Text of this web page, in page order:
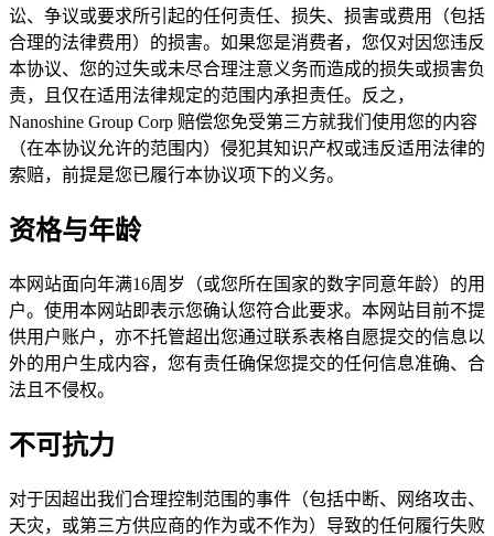
讼、争议或要求所引起的任何责任、损失、损害或费用（包括
合理的法律费用）的损害。如果您是消费者，您仅对因您违反
本协议、您的过失或未尽合理注意义务而造成的损失或损害负
责，且仅在适用法律规定的范围内承担责任。反之，
Nanoshine Group Corp 赔偿您免受第三方就我们使用您的内容
（在本协议允许的范围内）侵犯其知识产权或违反适用法律的
索赔，前提是您已履行本协议项下的义务。
资格与年龄
本网站面向年满16周岁（或您所在国家的数字同意年龄）的用
户。使用本网站即表示您确认您符合此要求。本网站目前不提
供用户账户，亦不托管超出您通过联系表格自愿提交的信息以
外的用户生成内容，您有责任确保您提交的任何信息准确、合
法且不侵权。
不可抗力
对于因超出我们合理控制范围的事件（包括中断、网络攻击、
天灾，或第三方供应商的作为或不作为）导致的任何履行失败